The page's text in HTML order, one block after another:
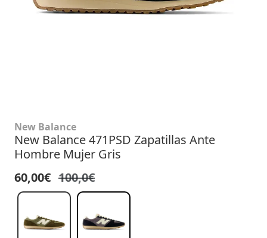
New Balance
New Balance 471PSD Zapatillas Ante
Hombre Mujer Gris
60,00€ 100,0€